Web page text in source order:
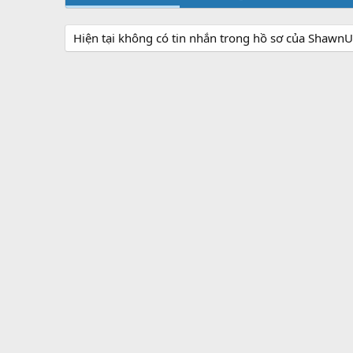
Hiện tại không có tin nhắn trong hồ sơ của